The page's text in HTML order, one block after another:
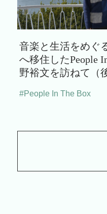
音楽と生活をめぐ
へ移住したPeople
野裕文を訪ねて（
#People In The Box